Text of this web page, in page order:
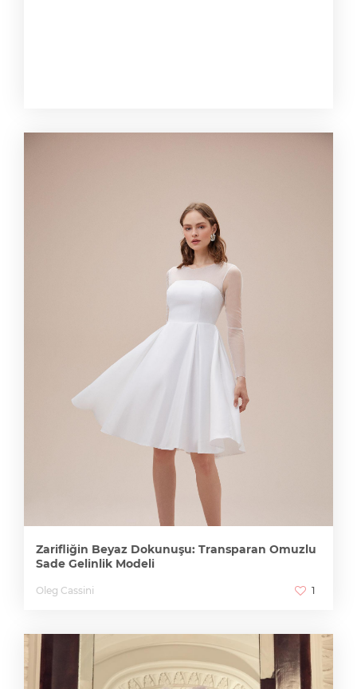
Zarifliğin Beyaz Dokunuşu: Transparan Omuzlu
Sade Gelinlik Modeli
Oleg Cassini 1